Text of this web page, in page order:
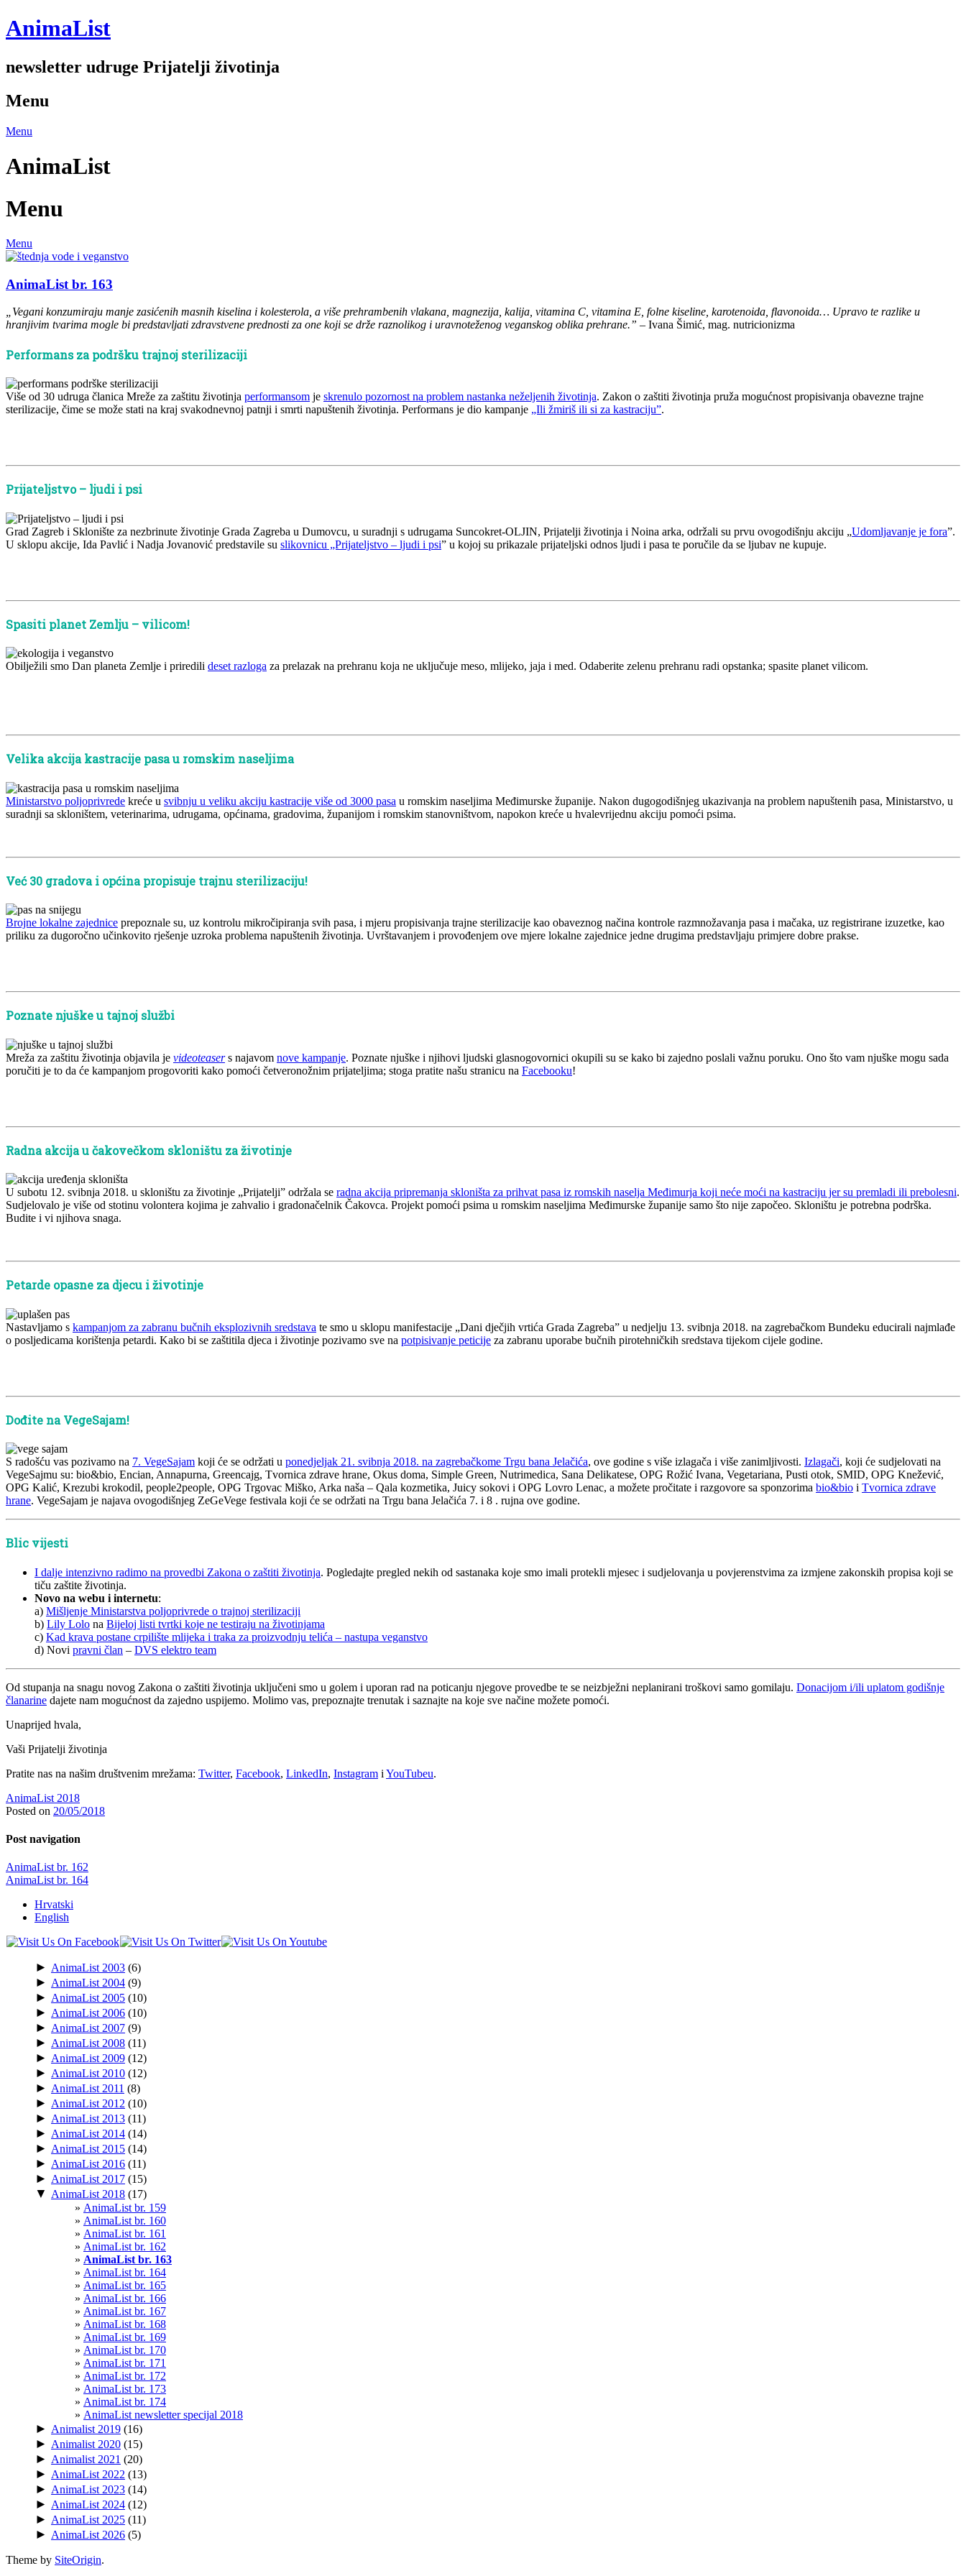
Skip
to
AnimaList
newsletter udruge Prijatelji životinja
Menu
Menu
AnimaList
Menu
Menu
AnimaList br. 163
„Vegani konzumiraju manje zasićenih masnih kiselina i kolesterola, a više prehrambenih vlakana, magnezija, kalija, vitamina C, vitamina E, folne kiseline, karotenoida, flavonoida… Upravo te razlike u
hranjivim tvarima mogle bi predstavljati zdravstvene prednosti za one koji se drže raznolikog i uravnoteženog veganskog oblika prehrane.” – Ivana Šimić, mag. nutricionizma
Performans za podršku trajnoj sterilizaciji
Više od 30 udruga članica Mreže za zaštitu životinja performansom je skrenulo pozornost na problem nastanka neželjenih životinja. Zakon o zaštiti životinja pruža mogućnost propisivanja obavezne trajne
sterilizacije, čime se može stati na kraj svakodnevnoj patnji i smrti napuštenih životinja. Performans je dio kampanje „Ili žmiriš ili si za kastraciju”.
Prijateljstvo – ljudi i psi
Grad Zagreb i Sklonište za nezbrinute životinje Grada Zagreba u Dumovcu, u suradnji s udrugama Suncokret-OLJIN, Prijatelji životinja i Noina arka, održali su prvu ovogodišnju akciju „Udomljavanje je fora”.
U sklopu akcije, Ida Pavlić i Nadja Jovanović predstavile su slikovnicu „Prijateljstvo – ljudi i psi” u kojoj su prikazale prijateljski odnos ljudi i pasa te poručile da se ljubav ne kupuje.
Spasiti planet Zemlju – vilicom!
Obilježili smo Dan planeta Zemlje i priredili deset razloga za prelazak na prehranu koja ne uključuje meso, mlijeko, jaja i med. Odaberite zelenu prehranu radi opstanka; spasite planet vilicom.
Velika akcija kastracije pasa u romskim naseljima
Ministarstvo poljoprivrede kreće u svibnju u veliku akciju kastracije više od 3000 pasa u romskim naseljima Međimurske županije. Nakon dugogodišnjeg ukazivanja na problem napuštenih pasa, Ministarstvo, u
suradnji sa skloništem, veterinarima, udrugama, općinama, gradovima, županijom i romskim stanovništvom, napokon kreće u hvalevrijednu akciju pomoći psima.
Već 30 gradova i općina propisuje trajnu sterilizaciju!
Brojne lokalne zajednice prepoznale su, uz kontrolu mikročipiranja svih pasa, i mjeru propisivanja trajne sterilizacije kao obaveznog načina kontrole razmnožavanja pasa i mačaka, uz registrirane izuzetke, kao
priliku za dugoročno učinkovito rješenje uzroka problema napuštenih životinja. Uvrštavanjem i provođenjem ove mjere lokalne zajednice jedne drugima predstavljaju primjere dobre prakse.
Poznate njuške u tajnoj službi
Mreža za zaštitu životinja objavila je videoteasers najavom nove kampanje. Poznate njuške i njihovi ljudski glasnogovornici okupili su se kako bi zajedno poslali važnu poruku. Ono što vam njuške mogu sada
poručiti je to da će kampanjom progovoriti kako pomoći četveronožnim prijateljima; stoga pratite našu stranicu na Facebooku!
Radna akcija u čakovečkom skloništu za životinje
U subotu 12. svibnja 2018. u skloništu za životinje „Prijatelji” održala se radna akcija pripremanja skloništa za prihvat pasa iz romskih naselja Međimurja koji neće moći na kastraciju jer su premladi ili prebolesni.
Sudjelovalo je više od stotinu volontera kojima je zahvalio i gradonačelnik Čakovca. Projekt pomoći psima u romskim naseljima Međimurske županije samo što nije započeo. Skloništu je potrebna podrška.
Budite i vi njihova snaga.
Petarde opasne za djecu i životinje
Nastavljamo s kampanjom za zabranu bučnih eksplozivnih sredstava te smo u sklopu manifestacije „Dani dječjih vrtića Grada Zagreba” u nedjelju 13. svibnja 2018. na zagrebačkom Bundeku educirali najmlađe
o posljedicama korištenja petardi. Kako bi se zaštitila djeca i životinje pozivamo sve na potpisivanje peticije za zabranu uporabe bučnih pirotehničkih sredstava tijekom cijele godine.
Dođite na VegeSajam!
S radošću vas pozivamo na 7. VegeSajam koji će se održati u ponedjeljak 21. svibnja 2018. na zagrebačkome Trgu bana Jelačića, ove godine s više izlagača i više zanimljivosti. Izlagači, koji će sudjelovati na
VegeSajmu su: bio&bio, Encian, Annapurna, Greencajg, Tvornica zdrave hrane, Okus doma, Simple Green, Nutrimedica, Sana Delikatese, OPG Rožić Ivana, Vegetariana, Pusti otok, SMID, OPG Knežević,
OPG Kalić, Krezubi krokodil, people2people, OPG Trgovac Miško, Arka naša – Qala kozmetika, Juicy sokovi i OPG Lovro Lenac, a možete pročitate i razgovore sa sponzorima bio&bio i Tvornica zdrave
hrane. VegeSajam je najava ovogodišnjeg ZeGeVege festivala koji će se održati na Trgu bana Jelačića 7. i 8 . rujna ove godine.
Blic vijesti
I dalje intenzivno radimo na provedbi Zakona o zaštiti životinja. Pogledajte pregled nekih od sastanaka koje smo imali protekli mjesec i sudjelovanja u povjerenstvima za izmjene zakonskih propisa koji se
tiču zaštite životinja.
Novo na webu i internetu:
a) Mišljenje Ministarstva poljoprivrede o trajnoj sterilizaciji
b) Lily Lolo na Bijeloj listi tvrtki koje ne testiraju na životinjama
c) Kad krava postane crpilište mlijeka i traka za proizvodnju telića – nastupa veganstvo
d) Novi pravni član – DVS elektro team
Od stupanja na snagu novog Zakona o zaštiti životinja uključeni smo u golem i uporan rad na poticanju njegove provedbe te se neizbježni neplanirani troškovi samo gomilaju. Donacijom i/ili uplatom godišnje
članarine dajete nam mogućnost da zajedno uspijemo. Molimo vas, prepoznajte trenutak i saznajte na koje sve načine možete pomoći.
Unaprijed hvala,
Vaši Prijatelji životinja
Pratite nas na našim društvenim mrežama: Twitter, Facebook, LinkedIn, Instagram i YouTubeu.
AnimaList 2018
Posted on 20/05/2018
Post navigation
AnimaList br. 162
AnimaList br. 164
Hrvatski
English
► AnimaList 2003 (6)
► AnimaList 2004 (9)
► AnimaList 2005 (10)
► AnimaList 2006 (10)
► AnimaList 2007 (9)
► AnimaList 2008 (11)
► AnimaList 2009 (12)
► AnimaList 2010 (12)
► AnimaList 2011 (8)
► AnimaList 2012 (10)
► AnimaList 2013 (11)
► AnimaList 2014 (14)
► AnimaList 2015 (14)
► AnimaList 2016 (11)
► AnimaList 2017 (15)
▼ AnimaList 2018 (17)
AnimaList br. 159
AnimaList br. 160
AnimaList br. 161
AnimaList br. 162
AnimaList br. 163
AnimaList br. 164
AnimaList br. 165
AnimaList br. 166
AnimaList br. 167
AnimaList br. 168
AnimaList br. 169
AnimaList br. 170
AnimaList br. 171
AnimaList br. 172
AnimaList br. 173
AnimaList br. 174
AnimaList newsletter specijal 2018
► Animalist 2019 (16)
► Animalist 2020 (15)
► Animalist 2021 (20)
► AnimaList 2022 (13)
► AnimaList 2023 (14)
► AnimaList 2024 (12)
► AnimaList 2025 (11)
► AnimaList 2026 (5)
Theme by SiteOrigin.